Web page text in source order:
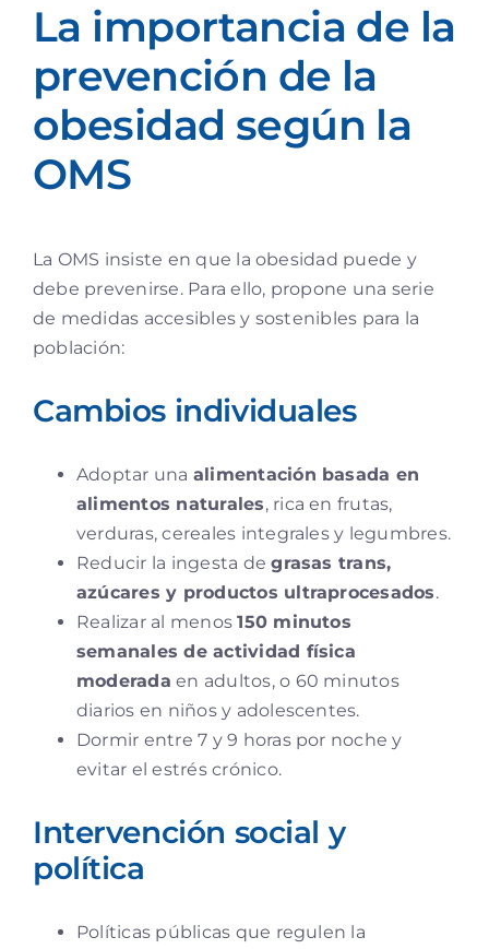
La importancia de la
prevención de la
obesidad según la
OMS
La OMS insiste en que la obesidad puede y
debe prevenirse. Para ello, propone una serie
de medidas accesibles y sostenibles para la
población:
Cambios individuales
Adoptar una alimentación basada en
alimentos naturales, rica en frutas,
verduras, cereales integrales y legumbres.
Reducir la ingesta degrasas trans,
azúcares y productos ultraprocesados.
Realizar al menos150 minutos
semanales de actividad física
moderada en adultos, o 60 minutos
diarios en niños y adolescentes.
Dormir entre 7 y 9 horas por noche y
evitar el estrés crónico.
Intervención social y
política
Políticas públicas que regulen la